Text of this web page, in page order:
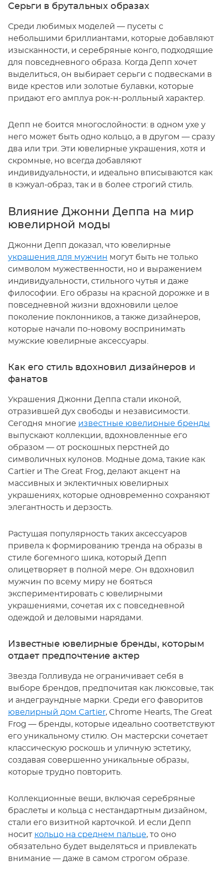
Серьги в брутальных образах
Среди любимых моделей — пусеты с
небольшими бриллиантами, которые добавляют
изысканности, и серебряные конго, подходящие
для повседневного образа. Когда Депп хочет
выделиться, он выбирает серьги с подвесками в
виде крестов или золотые булавки, которые
придают его амплуа рок-н-ролльный характер.
Депп не боится многослойности: в одном ухе у
него может быть одно кольцо, а в другом — сразу
два или три. Эти ювелирные украшения, хотя и
скромные, но всегда добавляют
индивидуальности, и идеально вписываются как
в кэжуал-образ, так и в более строгий стиль.
Влияние Джонни Деппа на мир
ювелирной моды
Джонни Депп доказал, что ювелирные
украшения для мужчин могут быть не только
символом мужественности, но и выражением
индивидуальности, стильного чутья и даже
философии. Его образы на красной дорожке и в
повседневной жизни вдохновили целое
поколение поклонников, а также дизайнеров,
которые начали по-новому воспринимать
мужские ювелирные аксессуары.
Как его стиль вдохновил дизайнеров и
фанатов
Украшения Джонни Деппа стали иконой,
отразившей дух свободы и независимости.
Сегодня многие известные ювелирные бренды
выпускают коллекции, вдохновленные его
образом — от роскошных перстней до
символичных кулонов. Модные дома, такие как
Cartier и The Great Frog, делают акцент на
массивных и эклектичных ювелирных
украшениях, которые одновременно сохраняют
элегантность и дерзость.
Растущая популярность таких аксессуаров
привела к формированию тренда на образы в
стиле богемного шика, который Депп
олицетворяет в полной мере. Он вдохновил
мужчин по всему миру не бояться
экспериментировать с ювелирными
украшениями, сочетая их с повседневной
одеждой и деловыми нарядами.
Известные ювелирные бренды, которым
отдает предпочтение актер
Звезда Голливуда не ограничивает себя в
выборе брендов, предпочитая как люксовые, так
и андеграундные марки. Среди его фаворитов
ювелирный дом Cartier, Chrome Hearts, The Great
Frog — бренды, которые идеально соответствуют
его уникальному стилю. Он мастерски сочетает
классическую роскошь и уличную эстетику,
создавая совершенно уникальные образы,
которые трудно повторить.
Коллекционные вещи, включая серебряные
браслеты и кольца с нестандартным дизайном,
стали его визитной карточкой. И если Депп
носит кольцо на среднем пальце, то оно
обязательно будет выделяться и привлекать
внимание — даже в самом строгом образе.